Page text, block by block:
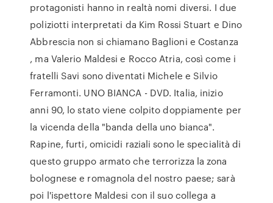
protagonisti hanno in realtà nomi diversi. I due
poliziotti interpretati da Kim Rossi Stuart e Dino
Abbrescia non si chiamano Baglioni e Costanza
, ma Valerio Maldesi e Rocco Atria, così come i
fratelli Savi sono diventati Michele e Silvio
Ferramonti. UNO BIANCA - DVD. Italia, inizio
anni 90, lo stato viene colpito doppiamente per
la vicenda della "banda della uno bianca".
Rapine, furti, omicidi raziali sono le specialità di
questo gruppo armato che terrorizza la zona
bolognese e romagnola del nostro paese; sarà
poi l'ispettore Maldesi con il suo collega a